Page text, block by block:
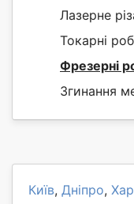
Лазерне
Токарні
Фрезерні
Згинання
Київ, Дніпро,